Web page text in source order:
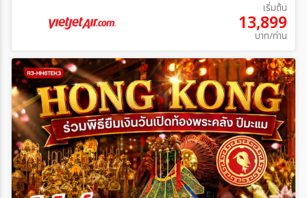
เริ่มต้น
13,899
บาท/ท่าน